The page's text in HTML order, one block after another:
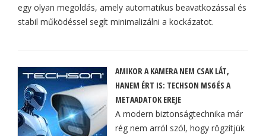
egy olyan megoldás, amely automatikus beavatkozással és
stabil működéssel segít minimalizálni a kockázatot.
AMIKOR A KAMERA NEM CSAK LÁT,
HANEM ÉRT IS: TECHSON MS6 ÉS A
METAADATOK EREJE
A modern biztonságtechnika már
rég nem arról szól, hogy rögzítjük